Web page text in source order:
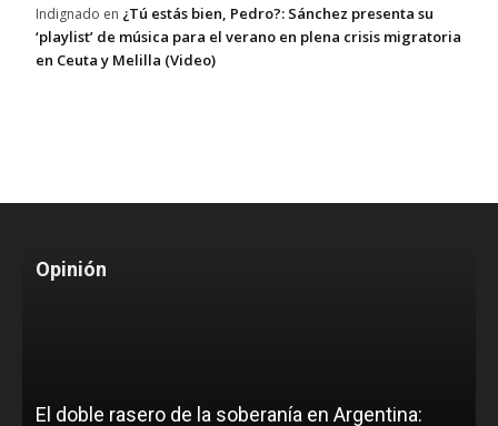
Indignado en ¿Tú estás bien, Pedro?: Sánchez presenta su
‘playlist’ de música para el verano en plena crisis migratoria
en Ceuta y Melilla (Video)
Opinión
El doble rasero de la soberanía en Argentina: